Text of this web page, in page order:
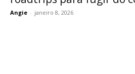
Angie - janeiro 8, 2026